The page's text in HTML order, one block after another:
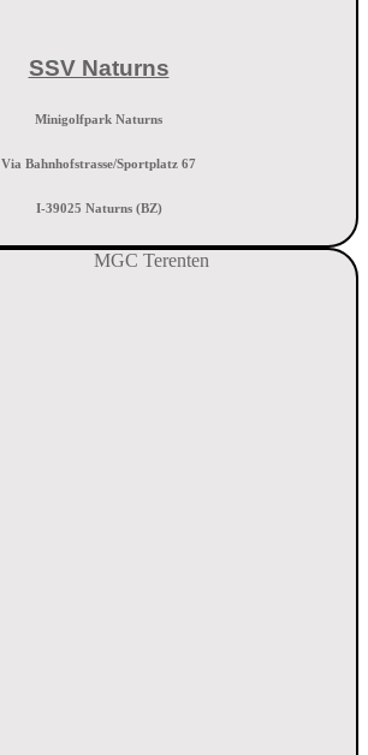
SSV Naturns
Minigolfpark Naturns
Via Bahnhofstrasse/Sportplatz 67
I-39025 Naturns (BZ)